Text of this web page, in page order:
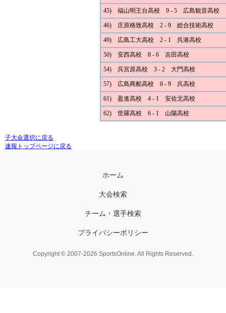
45) 福山明王台高校 9 - 5 広島観音高校
46) 庄原格致高校 2 - 9 総合技術高校
49) 広島工大高校 2 - 1 呉港高校
50) 安西高校 8 - 6 吉田高校
54) 呉宮原高校 3 - 2 大門高校
57) 広島商船高校 0 - 9 呉高校
61) 盈進高校 4 - 1 安佐北高校
62) 世羅高校 6 - 1 山陽高校
子大会選択に戻る
速報トップページに戻る
ホーム
大会検索
チーム・選手検索
プライバシーポリシー
Copyright © 2007-2026 SportsOnline. All Rights Reserved.